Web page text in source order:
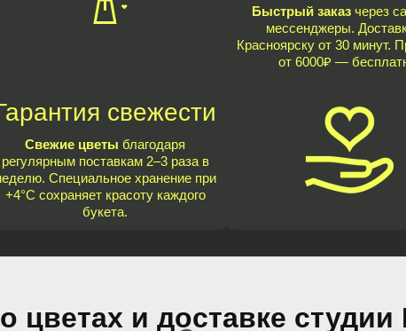
свежести
Свежие цветы благодаря
регулярным поставкам 2–3 раза в
Специальное хранение при
+4°C сохраняет красоту каждого
букета.
Быстрый заказ через
мессенджеры.
Красноярску от 30 минут.
от 6000₽ —
цветах и доставке